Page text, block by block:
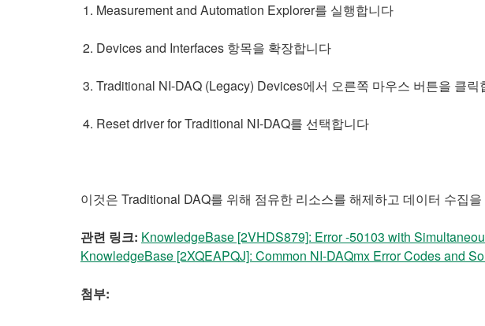
Measurement and Automation Explorer를 실행합니다
Devices and Interfaces 항목을 확장합니다
Traditional NI-DAQ (Legacy) Devices에서 오른쪽 마우스 버튼을 클릭
Reset driver for Traditional NI-DAQ를 선택합니다
이것은 Traditional DAQ를 위해 점유한 리소스를 해제하고 데이터 수집
관련 링크: KnowledgeBase [2VHDS879]: Error -50103 with
KnowledgeBase [2XQEAPQJ]: Common NI-DAQmx Error Codes and
첨부: